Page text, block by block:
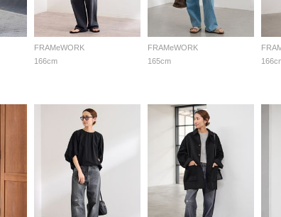
FRAMeWORK
166cm
FRAMeWORK
165cm